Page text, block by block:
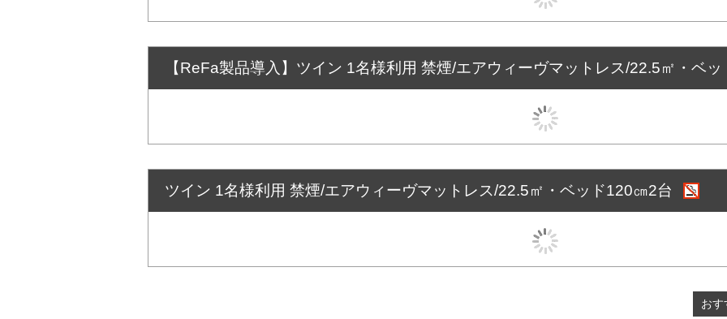
【ReFa製品導入】ツイン 1名様利用 禁煙/エアウィーヴマットレス/22.5㎡・ベ
ツイン 1名様利用 禁煙/エアウィーヴマットレス/22.5㎡・ベッド120㎝2台
おす